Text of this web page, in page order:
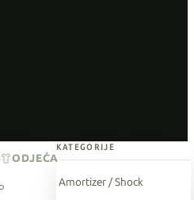
KATEGORIJE
Amortizer / Shock
ODJEĆA